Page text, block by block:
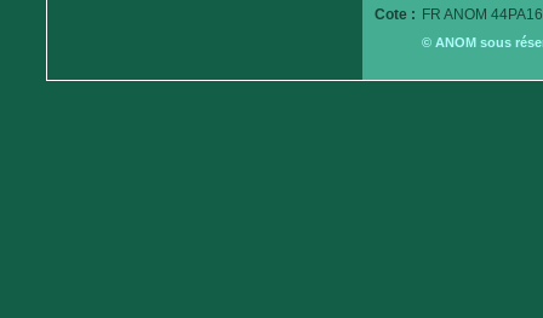
Cote : FR ANOM
© ANOM sous